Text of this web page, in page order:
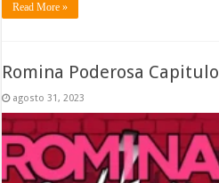
Read More »
Romina Poderosa
agosto 31, 2023